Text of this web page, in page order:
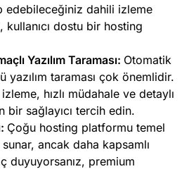
edebileceğiniz dahili izleme
kullanıcı dostu bir hosting
Yazılım Taraması: Otomatik
yazılım taraması çok önemlidir.
hızlı müdahale ve detaylı
bir sağlayıcı tercih edin.
Çoğu hosting platformu temel
sunar, ancak daha kapsamlı
duyuyorsanız, premium